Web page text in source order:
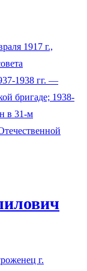
1917 г.,
1938 гг. —
бригаде; 1938-
в 31-м
г.